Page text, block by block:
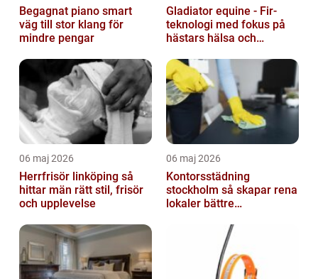
Begagnat piano smart
väg till stor klang för
mindre pengar
Gladiator equine - Fir-
teknologi med fokus på
hästars hälsa och
06 maj 2026
Herrfrisör linköping så
hittar män rätt stil, frisör
och upplevelse
06 maj 2026
Kontorsstädning
stockholm så skapar rena
lokaler bättre